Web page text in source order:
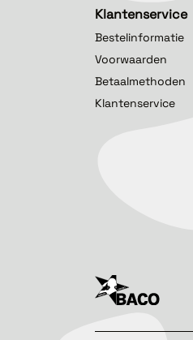
Klantenservice
Bestelinformatie
Voorwaarden
Betaalmethoden
Klantenservice